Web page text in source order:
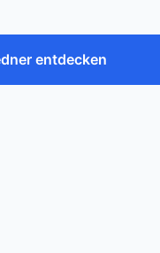
entdecken